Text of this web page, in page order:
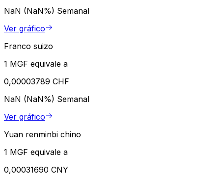
NaN (NaN%) Semanal
Ver gráfico
Franco suizo
1 MGF equivale a
0,00003789 CHF
NaN (NaN%) Semanal
Ver gráfico
Yuan renminbi chino
1 MGF equivale a
0,00031690 CNY